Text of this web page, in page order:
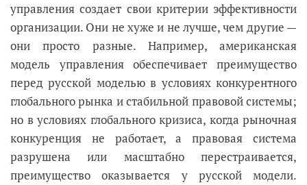
управления создает свои критерии эффективности
организации. Они не хуже и не лучше, чем другие —
они просто разные. Например, американская
модель управления обеспечивает преимущество
перед русской моделью в условиях конкурентного
глобального рынка и стабильной правовой системы;
но в условиях глобального кризиса, когда рыночная
конкуренция не работает, а правовая система
разрушена или масштабно перестраивается,
преимущество оказывается у русской модели.